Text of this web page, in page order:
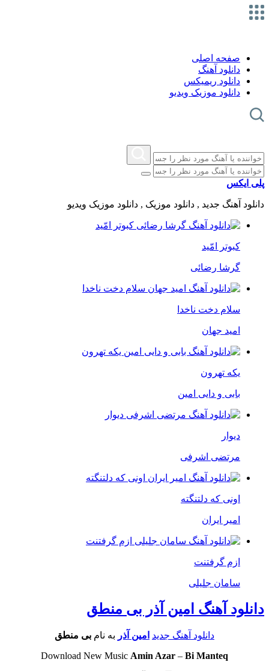
صفحه اصلی
دانلود آهنگ
دانلود ریمیکس
دانلود موزیک ویدیو
پلی ایکس
دانلود آهنگ جدید , دانلود موزیک , دانلود موزیک ویدیو
کبوتر امّید
گرشا رضائی
سلام دخت ناخدا
امید جهان
یکه تهرون
بابی و دایی امین
دیوار
مرتضی اشرفی
اونی که دلتنگته
امیر ایران
ازم گرفتنت
سامان جلیلی
دانلود آهنگ امین آذر بی منطق
دانلود آهنگ جدید امین آذر به نام بی منطق
Download New Music Amin Azar – Bi Manteq